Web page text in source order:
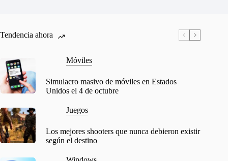
Tendencia ahora
Móviles
Simulacro masivo de móviles en Estados
Unidos el 4 de octubre
Juegos
Los mejores shooters que nunca debieron existir
según el destino